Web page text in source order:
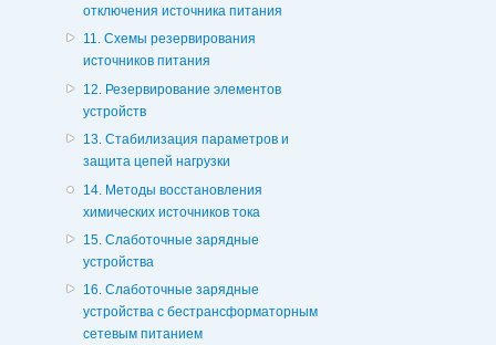
отключения источника питания
11. Схемы резервирования
источников питания
12. Резервирование элементов
устройств
13. Стабилизация параметров и
защита цепей нагрузки
14. Методы восстановления
химических источников тока
15. Слаботочные зарядные
устройства
16. Слаботочные зарядные
устройства с бестрансформаторным
сетевым питанием